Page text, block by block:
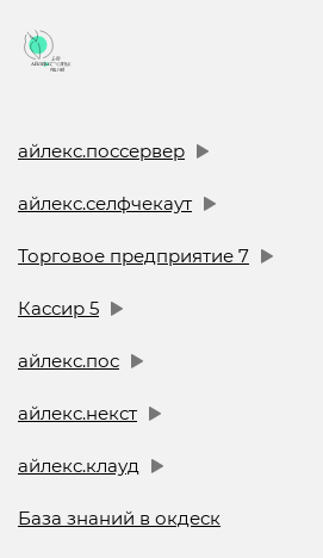
айлекс.поссервер
айлекс.селфчекаут
Торговое предприятие 7
Кассир 5
айлекс.пос
айлекс.некст
айлекс.клауд
База знаний в окдеск